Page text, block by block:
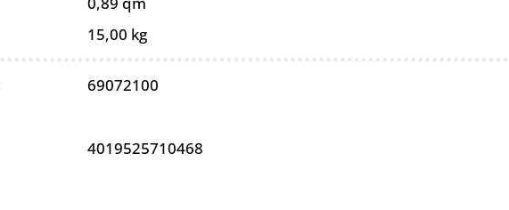
15,00 kg
69072100
4019525710468